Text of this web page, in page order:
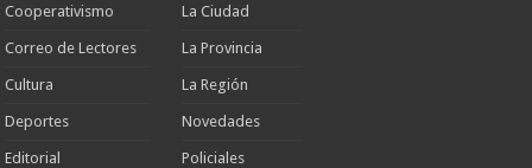
Cooperativismo
Correo de Lectores
Cultura
Deportes
Editorial
La Ciudad
La Provincia
La Región
Novedades
Policiales